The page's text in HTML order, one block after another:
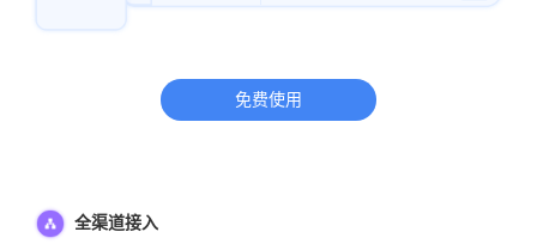
免费使用
全渠道接入